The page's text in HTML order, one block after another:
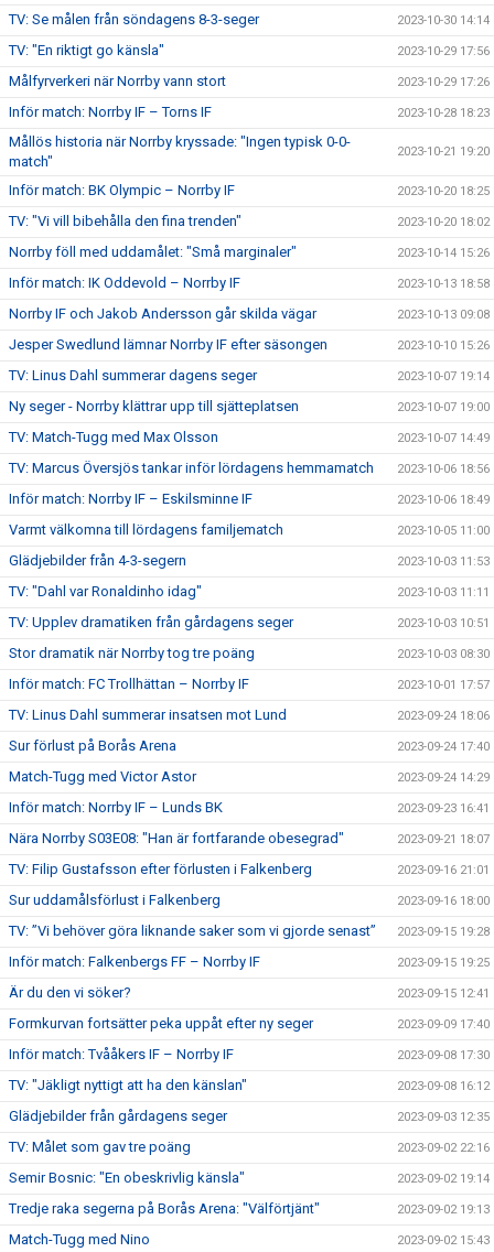
TV: Se målen från söndagens 8-3-seger 2023-10-30 14:14
TV: "En riktigt go känsla" 2023-10-29 17:56
Målfyrverkeri när Norrby vann stort 2023-10-29 17:26
Inför match: Norrby IF – Torns IF 2023-10-28 18:23
Mållös historia när Norrby kryssade: "Ingen typisk 0-0-
match"
2023-10-21 19:20
Inför match: BK Olympic – Norrby IF 2023-10-20 18:25
TV: "Vi vill bibehålla den fina trenden" 2023-10-20 18:02
Norrby föll med uddamålet: "Små marginaler" 2023-10-14 15:26
Inför match: IK Oddevold – Norrby IF 2023-10-13 18:58
Norrby IF och Jakob Andersson går skilda vägar 2023-10-13 09:08
Jesper Swedlund lämnar Norrby IF efter säsongen 2023-10-10 15:26
TV: Linus Dahl summerar dagens seger 2023-10-07 19:14
Ny seger - Norrby klättrar upp till sjätteplatsen 2023-10-07 19:00
TV: Match-Tugg med Max Olsson 2023-10-07 14:49
TV: Marcus Översjös tankar inför lördagens hemmamatch 2023-10-06 18:56
Inför match: Norrby IF – Eskilsminne IF 2023-10-06 18:49
Varmt välkomna till lördagens familjematch 2023-10-05 11:00
Glädjebilder från 4-3-segern 2023-10-03 11:53
TV: "Dahl var Ronaldinho idag" 2023-10-03 11:11
TV: Upplev dramatiken från gårdagens seger 2023-10-03 10:51
Stor dramatik när Norrby tog tre poäng 2023-10-03 08:30
Inför match: FC Trollhättan – Norrby IF 2023-10-01 17:57
TV: Linus Dahl summerar insatsen mot Lund 2023-09-24 18:06
Sur förlust på Borås Arena 2023-09-24 17:40
Match-Tugg med Victor Astor 2023-09-24 14:29
Inför match: Norrby IF – Lunds BK 2023-09-23 16:41
Nära Norrby S03E08: "Han är fortfarande obesegrad" 2023-09-21 18:07
TV: Filip Gustafsson efter förlusten i Falkenberg 2023-09-16 21:01
Sur uddamålsförlust i Falkenberg 2023-09-16 18:00
TV: ”Vi behöver göra liknande saker som vi gjorde senast” 2023-09-15 19:28
Inför match: Falkenbergs FF – Norrby IF 2023-09-15 19:25
Är du den vi söker? 2023-09-15 12:41
Formkurvan fortsätter peka uppåt efter ny seger 2023-09-09 17:40
Inför match: Tvååkers IF – Norrby IF 2023-09-08 17:30
TV: "Jäkligt nyttigt att ha den känslan" 2023-09-08 16:12
Glädjebilder från gårdagens seger 2023-09-03 12:35
TV: Målet som gav tre poäng 2023-09-02 22:16
Semir Bosnic: "En obeskrivlig känsla" 2023-09-02 19:14
Tredje raka segerna på Borås Arena: "Välförtjänt" 2023-09-02 19:13
Match-Tugg med Nino 2023-09-02 15:43